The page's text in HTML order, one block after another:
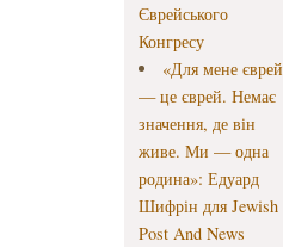
Єврейського
Конгресу
«Для мене єврей
— це єврей. Немає
значення, де він
живе. Ми — одна
родина»: Едуард
Шифрін для Jewish
Post And News